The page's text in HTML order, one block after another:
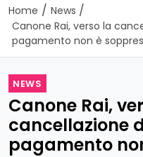
Home / News /
Canone Rai, verso la
pagamento non è
NEWS
Canone Rai,
cancellazione
pagamento